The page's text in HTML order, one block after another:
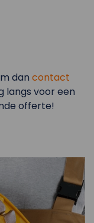
dan contact
langs voor een
offerte!